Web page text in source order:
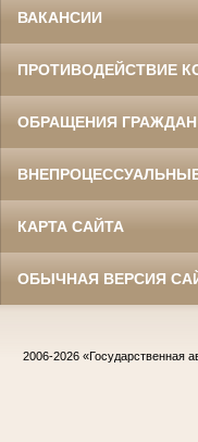
ВАКАНСИИ
ПРОТИВОДЕЙСТВИЕ
ОБРАЩЕНИЯ ГРАЖДАН
КАРТА САЙТА
ОБЫЧНАЯ ВЕРСИЯ
2006-2026 «Государственная